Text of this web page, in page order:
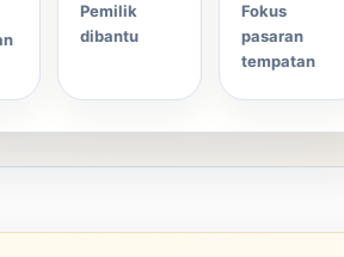
Pemilik
dibantu
Fokus
pasaran
tempatan